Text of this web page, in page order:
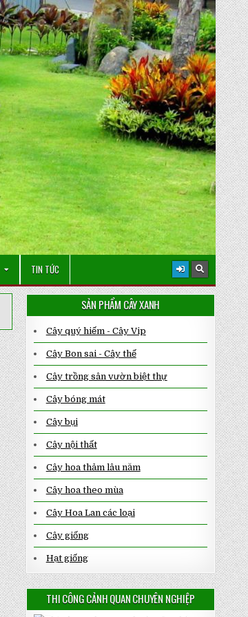
TIN TỨC
SẢN PHẨM CÂY XANH
Cây quý hiếm - Cây Vip
Cây Bon sai - Cây thế
Cây trồng sân vườn biệt thự
Cây bóng mát
Cây bụi
Cây nội thất
Cây hoa thảm lâu năm
Cây hoa theo mùa
Cây Hoa Lan các loại
Cây giống
Hạt giống
THI CÔNG CẢNH QUAN CHUYÊN NGHIỆP